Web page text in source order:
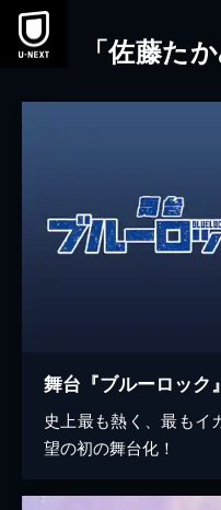
本文へスキップ
「佐藤た
舞台『ブルーロック』
史上最も熱く、最もイ
望の初の舞台化！